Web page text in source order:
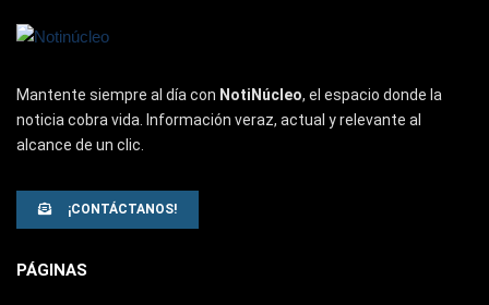
Mantente siempre al día con NotiNúcleo, el espacio donde la
noticia cobra vida. Información veraz, actual y relevante al
alcance de un clic.
¡CONTÁCTANOS!
PÁGINAS